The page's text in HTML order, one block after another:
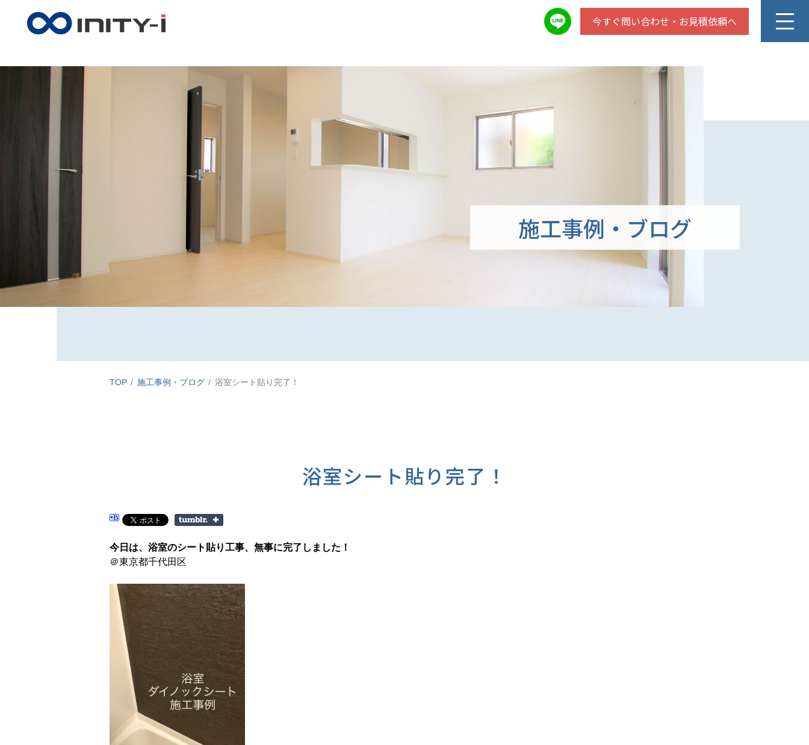
今すぐ問い合わせ・お見積依頼へ
施工事例・ブログ
TOP 施工事例・ブログ 浴室シート貼り完了！
浴室シート貼り完了！
今日は、浴室のシート貼り工事、無事に完了しました！
＠東京都千代田区